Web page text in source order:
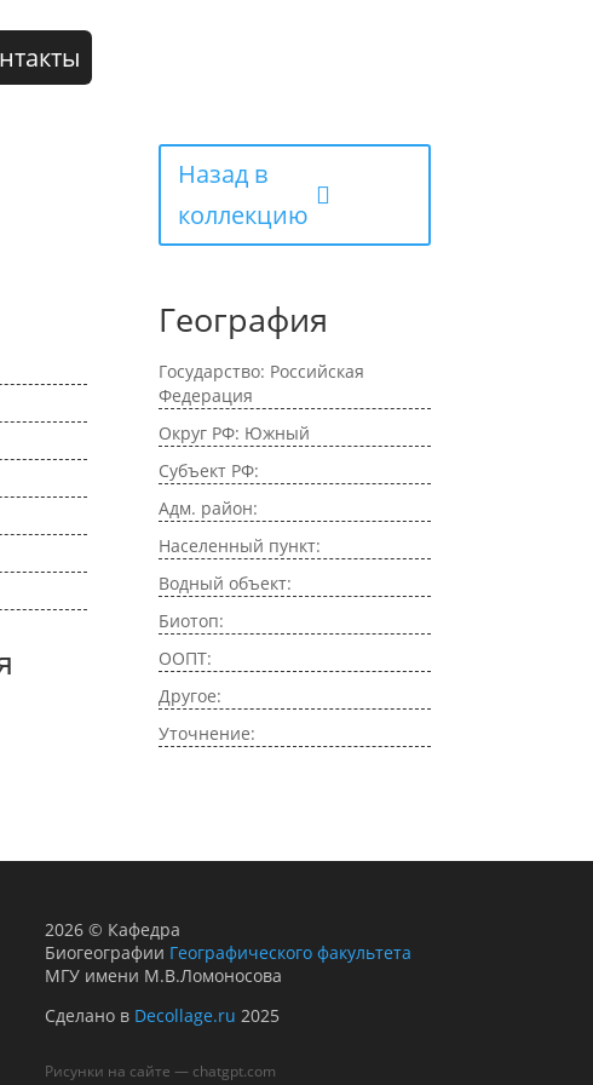
Назад в
коллекцию
География
Государство: Российская
Федерация
Округ РФ: Южный
Субъект РФ:
Адм. район:
Населенный пункт:
Водный объект:
Биотоп:
ООПТ:
Другое:
Уточнение:
2026 © Кафедра
Биогеографии Географического факультета
МГУ имени М.В.Ломоносова
Сделано в Decollage.ru 2025
Рисунки на сайте — chatgpt.com